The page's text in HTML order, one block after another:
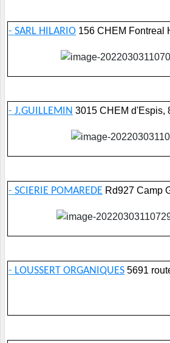
- SARL HILARIO 156 CHEM Fontreal
- J.GUILLEMIN 3015 CHEM d'Espis,
- SCIERIE POMAREDE Rd927 Camp
- LOUSSERT ORGANIQUES 5691